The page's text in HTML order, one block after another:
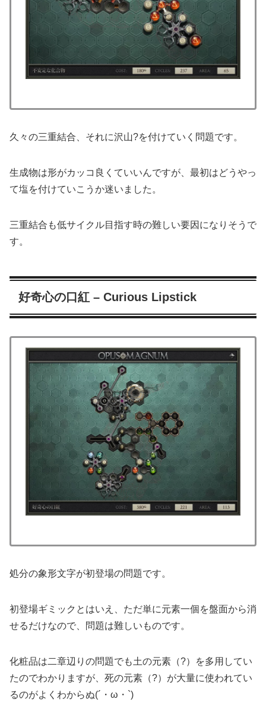
久々の三重結合、それに沢山?を付けていく問題です。
生成物は形がカッコ良くていいんですが、最初はどうやっ
て塩を付けていこうか迷いました。
三重結合も低サイクル目指す時の難しい要因になりそうで
す。
好奇心の口紅 – Curious Lipstick
処分の象形文字が初登場の問題です。
初登場ギミックとはいえ、ただ単に元素一個を盤面から消
せるだけなので、問題は難しいものです。
化粧品は二章辺りの問題でも土の元素（?）を多用してい
たのでわかりますが、死の元素（?）が大量に使われてい
るのがよくわからぬ(´・ω・`)